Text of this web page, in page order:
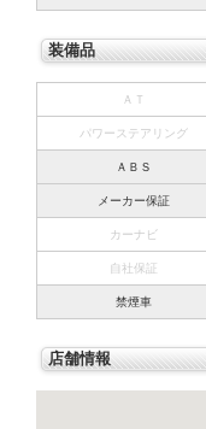
装備品
ＡＴ
パワーステアリング
ＡＢＳ
メーカー保証
カーナビ
自社保証
禁煙車
店舗情報